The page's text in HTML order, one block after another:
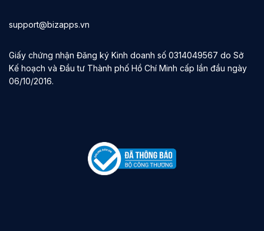
support@bizapps.vn
Giấy chứng nhận Đăng ký Kinh doanh số 0314049567 do Sở
Kế hoạch và Đầu tư Thành phố Hồ Chí Minh cấp lần đầu ngày
06/10/2016.